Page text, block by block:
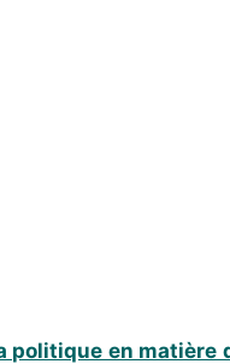
politique en matière